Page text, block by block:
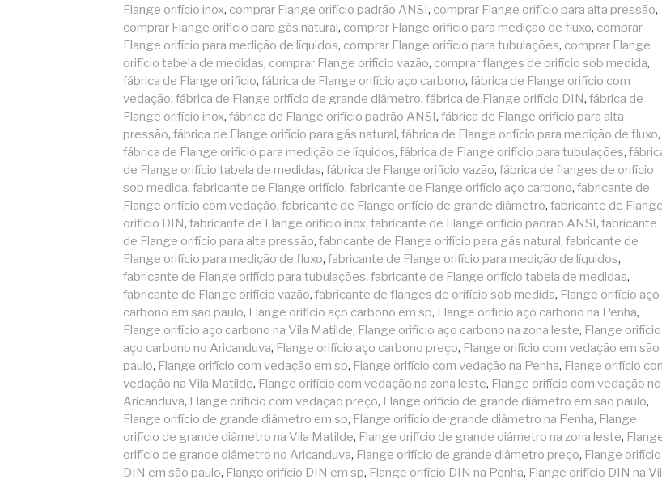
Flange orifício inox, comprar Flange orifício padrão ANSI, comprar Flange orifício para alta pressão,
comprar Flange orifício para gás natural, comprar Flange orifício para medição de fluxo, comprar
Flange orifício para medição de líquidos, comprar Flange orifício para tubulações, comprar Flange
orifício tabela de medidas, comprar Flange orifício vazão, comprar flanges de orifício sob medida,
fábrica de Flange orifício, fábrica de Flange orifício aço carbono, fábrica de Flange orifício com
vedação, fábrica de Flange orifício de grande diâmetro, fábrica de Flange orifício DIN, fábrica de
Flange orifício inox, fábrica de Flange orifício padrão ANSI, fábrica de Flange orifício para alta
pressão, fábrica de Flange orifício para gás natural, fábrica de Flange orifício para medição de fluxo,
fábrica de Flange orifício para medição de líquidos, fábrica de Flange orifício para tubulações,
de Flange orifício tabela de medidas, fábrica de Flange orifício vazão, fábrica de flanges de orifício
sob medida, fabricante de Flange orifício, fabricante de Flange orifício aço carbono, fabricante de
Flange orifício com vedação, fabricante de Flange orifício de grande diâmetro, fabricante de Flange
orifício DIN, fabricante de Flange orifício inox, fabricante de Flange orifício padrão ANSI, fabricante
de Flange orifício para alta pressão, fabricante de Flange orifício para gás natural, fabricante de
Flange orifício para medição de fluxo, fabricante de Flange orifício para medição de líquidos,
fabricante de Flange orifício para tubulações, fabricante de Flange orifício tabela de medidas,
fabricante de Flange orifício vazão, fabricante de flanges de orifício sob medida, Flange orifício aço
carbono em são paulo, Flange orifício aço carbono em sp, Flange orifício aço carbono na Penha,
Flange orifício aço carbono na Vila Matilde, Flange orifício aço carbono na zona leste, Flange orifício
aço carbono no Aricanduva, Flange orifício aço carbono preço, Flange orifício com vedação em são
paulo, Flange orifício com vedação em sp, Flange orifício com vedação na Penha, Flange orifício
vedação na Vila Matilde, Flange orifício com vedação na zona leste, Flange orifício com vedação no
Aricanduva, Flange orifício com vedação preço, Flange orifício de grande diâmetro em são paulo,
Flange orifício de grande diâmetro em sp, Flange orifício de grande diâmetro na Penha, Flange
orifício de grande diâmetro na Vila Matilde, Flange orifício de grande diâmetro na zona leste,
orifício de grande diâmetro no Aricanduva, Flange orifício de grande diâmetro preço, Flange orifício
DIN em são paulo, Flange orifício DIN em sp, Flange orifício DIN na Penha, Flange orifício DIN na